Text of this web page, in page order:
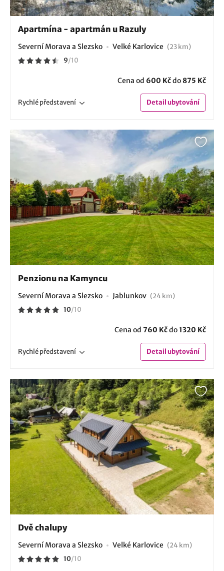
Apartmína - apartmán u Razuly
Severní Morava a Slezsko Velké Karlovice (23 km)
9/10
Cena od 600 Kčdo 875 Kč
Rychlépředstavení Detailubytování
Penzionu na Kamyncu
Severní Morava a Slezsko Jablunkov (24 km)
10/10
Cena od 760 Kčdo1320 Kč
Rychlépředstavení Detailubytování
Dvě chalupy
Severní Morava a Slezsko Velké Karlovice (24 km)
10/10